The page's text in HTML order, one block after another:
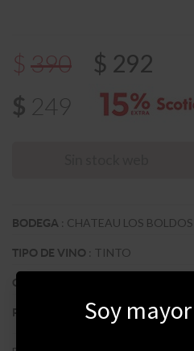
$ 390 $ 292
$ 249
BODEGA : CHATEAU LOS BOLDOS
TIPO DE VINO : TINTO
CEPA
PAIS Soy